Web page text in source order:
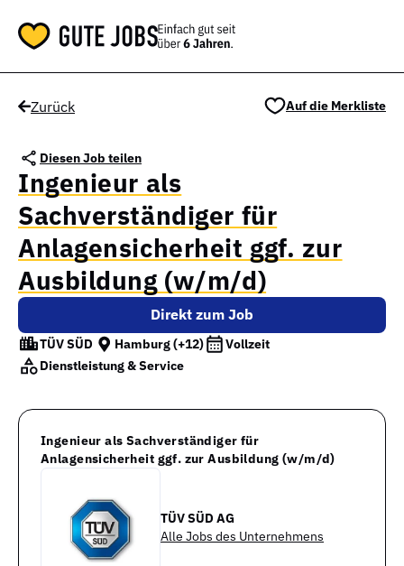
Zurück
Diesen Job teilen
Auf die Merkliste
Ingenieur als
Sachverständiger für
Anlagensicherheit ggf. zur
Ausbildung (w/m/d)
Direkt zum Job
TÜV SÜD Hamburg(+12)
Vollzeit
Dienstleistung & Service
Ingenieur als Sachverständiger für
Anlagensicherheit ggf. zur Ausbildung (w/m/d)
TÜV SÜD AG
Alle Jobs des Unternehmens